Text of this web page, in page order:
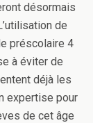
désormais
de
préscolaire 4
à éviter de
déjà les
expertise pour
de cet âge